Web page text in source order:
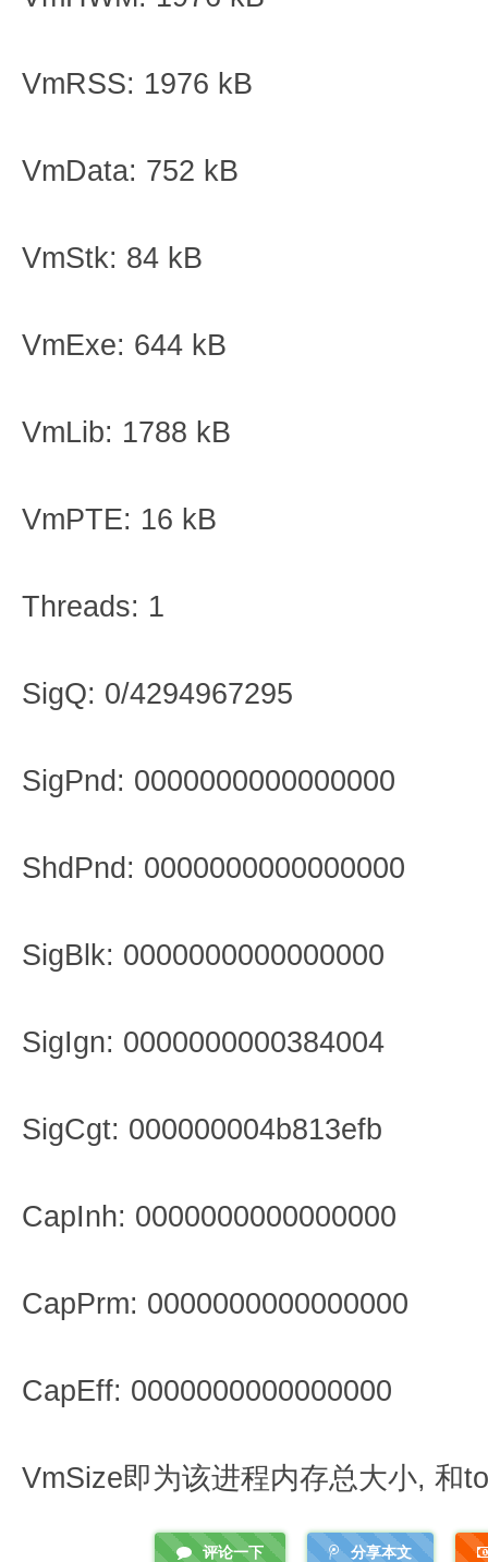
VmRSS: 1976 kB
VmData: 752 kB
VmStk: 84 kB
VmExe: 644 kB
VmLib: 1788 kB
VmPTE: 16 kB
Threads: 1
SigQ: 0/4294967295
SigPnd: 0000000000000000
ShdPnd: 0000000000000000
SigBlk: 0000000000000000
SigIgn: 0000000000384004
SigCgt: 000000004b813efb
CapInh: 0000000000000000
CapPrm: 0000000000000000
CapEff: 0000000000000000
VmSize即为该进程内存总大小, 和
评论一下 分享本文